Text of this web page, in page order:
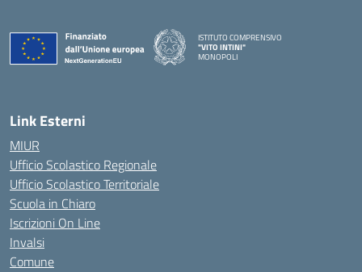
ISTITUTO COMPRENSIVO
"VITO INTINI"
MONOPOLI
Link Esterni
MIUR
Ufficio Scolastico Regionale
Ufficio Scolastico Territoriale
Scuola in Chiaro
Iscrizioni On Line
Invalsi
Comune